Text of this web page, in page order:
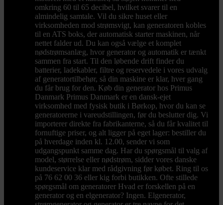
omkring 60 til 65 decibel, hvilket svarer til en
almindelig samtale. Vil du sikre huset eller
virksomheden mod strømsvigt, kan generatoren kobles
til en ATS boks, der automatisk starter maskinen, når
nettet falder ud. Du kan også vælge et komplet
nødstrømsanlæg, hvor generator og automatik er tænkt
sammen fra start. Til den løbende drift finder du
batterier, ladekabler, filtre og reservedele i vores udvalg
af generatortilbehør, så din maskine er klar, hver gang
du får brug for den. Køb din generator hos Primus
Danmark Primus Danmark er en dansk-ejet
virksomhed med fysisk butik i Børkop, hvor du kan se
generatorerne i vareudstillingen, før du beslutter dig. Vi
importerer direkte fra fabrikanterne, så du får kvalitet til
fornuftige priser, og alt ligger på eget lager: bestiller du
på hverdage inden kl. 12.00, sender vi som
udgangspunkt samme dag. Har du spørgsmål til valg af
model, størrelse eller nødstrøm, sidder vores danske
kundeservice klar med rådgivning før købet. Ring til os
på 76 62 00 36 eller kig forbi butikken. Ofte stillede
spørgsmål om generatorer Hvad er forskellen på en
generator og en elgenerator? Ingen. Elgenerator,